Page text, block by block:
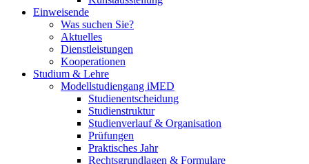
Einweisende
Was suchen Sie?
Aktuelles
Dienstleistungen
Kooperationen
Studium & Lehre
Modellstudiengang iMED
Studienentscheidung
Studienstruktur
Studienverlauf & Organisation
Prüfungen
Praktisches Jahr
Rechtsgrundlagen & Formulare